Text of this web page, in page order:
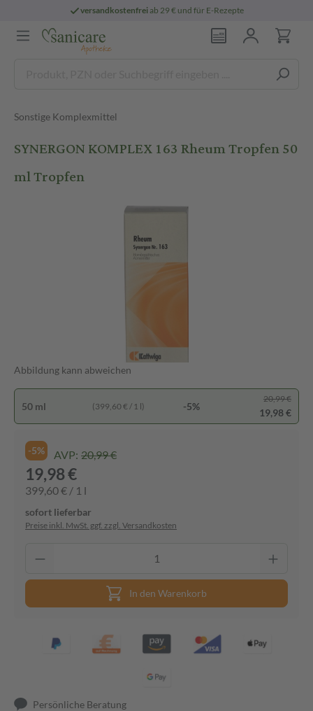
versandkostenfreiab 29 € und für E-Rezepte
Sonstige Komplexmittel
SYNERGON KOMPLEX 163 Rheum Tropfen 50
ml Tropfen
Abbildung kann abweichen
50 ml (399,60 € / 1 l) -5%
20,99 €
19,98 €
-5% AVP: 20,99 €
19,98 €
399,60 € / 1 l
sofort lieferbar
Preise inkl. MwSt. ggf. zzgl. Versandkosten
In den Warenkorb
Persönliche Beratung